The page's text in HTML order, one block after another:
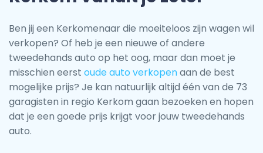
Ben jij een Kerkomenaar die moeiteloos zijn wagen wil
verkopen? Of heb je een nieuwe of andere
tweedehands auto op het oog, maar dan moet je
misschien eerst oude auto verkopenaan de best
mogelijke prijs? Je kan natuurlijk altijd één van de 73
garagisten in regio Kerkom gaan bezoeken en hopen
dat je een goede prijs krijgt voor jouw tweedehands
auto.